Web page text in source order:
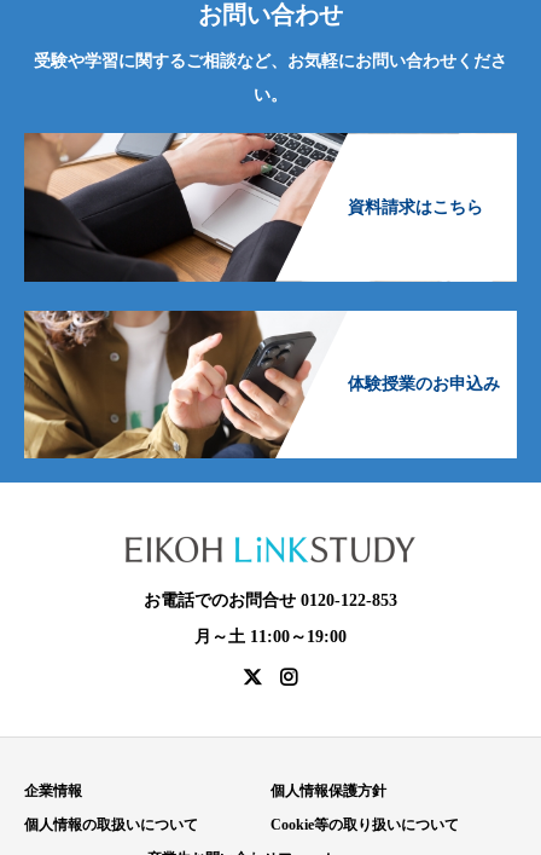
お問い合わせ
受験や学習に関するご相談など、お気軽にお問い合わせくださ
い。
資料請求はこちら
体験授業のお申込み
お電話でのお問合せ 0120-122-853
月～土 11:00～19:00
企業情報
個人情報保護方針
個人情報の取扱いについて
Cookie等の取り扱いについて